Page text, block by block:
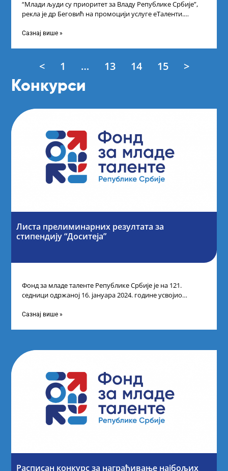
“Млади људи су приоритет за Владу Републике Србије”,
рекла је др Беговић на промоцији услуге еТаленти.
Сазнај више »
< 1 … 13 14 15 >
Конкурси
Листа прелиминарних резултата за
стипендију “Доситеја”
Фонд за младе таленте Републике Србије је на 121.
седници одржаној 16. јануара 2024. године усвојио
Сазнај више »
Расписан конкурс за награђивање најбољих